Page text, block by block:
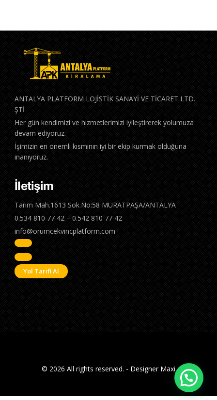
ANTALYA PLATFORM LOJİSTİK SANAYİ VE TİCARET LTD.
ŞTİ
Her gün kendimizi ve hizmetlerimizi iyileştirerek yolumuza
devam ediyoruz.
İşimizin en önemli kısmının iyi bir ekip kurmak olduğuna
inanıyoruz.
İletişim
Tarım Mah.1613 Sok.No:58 MURATPAŞA/ANTALYA
0.534 810 77 42 – 0.542 810 77 42
info@orumcekvincplatform.com
Yol Tarifi Al
© 2026 All rights reserved. - Designer Maxi